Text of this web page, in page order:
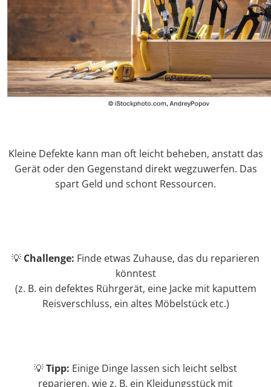
Kleine Defekte kann man oft leicht beheben, anstatt das
Gerät oder den Gegenstand direkt wegzuwerfen. Das
spart Geld und schont Ressourcen.
💡 Challenge: Finde etwas Zuhause, das du reparieren
könntest
(z. B. ein defektes Rührgerät, eine Jacke mit kaputtem
Reisverschluss, ein altes Möbelstück etc.)
💡Tipp: Einige Dinge lassen sich leicht selbst
reparieren, wie z. B. ein Kleidungsstück mit